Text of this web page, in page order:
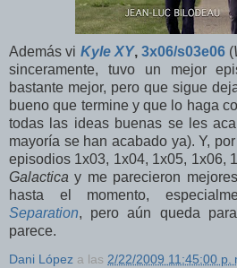
Además vi Kyle XY, 3x06/s03e06 (
sinceramente, tuvo un mejor
bastante mejor, pero que sigue
bueno que termine y que lo haga
todas las ideas buenas se les
mayoría se han acabado ya). Y,
episodios 1x03, 1x04, 1x05, 1x06,
Galactica y me parecieron
hasta el momento,
Separation, pero aún queda
parece.
Dani López a las 2/22/2009 11:45:00 p.